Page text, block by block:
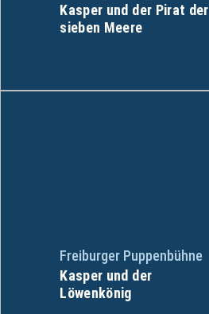
Kasper und der Pirat der
sieben Meere
Freiburger Puppenbühne
Kasper und der
Löwenkönig